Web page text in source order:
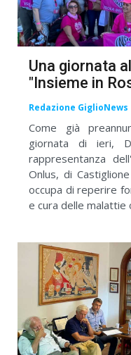
Una giornata
"Insieme in
Redazione GiglioNews
Come già
giornata di ieri,
rappresentanza
Onlus, di
occupa di reperire
e cura delle malattie